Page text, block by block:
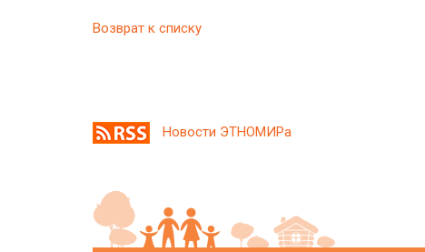
Возврат к списку
Новости ЭТНОМИРа